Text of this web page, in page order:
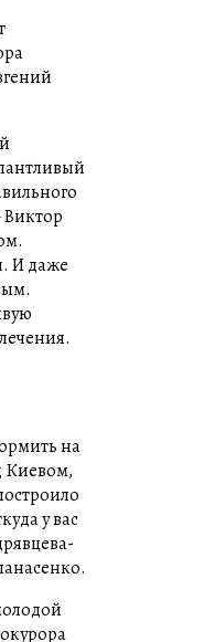
И даже
на
Киевом,
у вас